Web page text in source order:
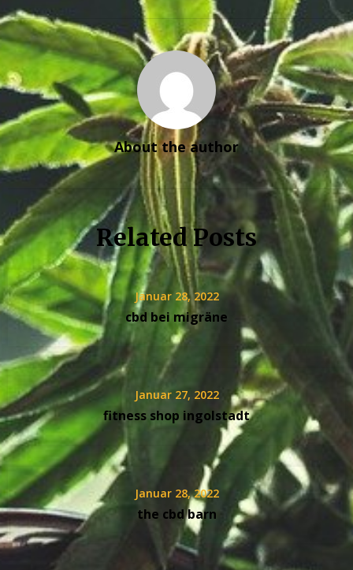
About the author
Related Posts
Januar 28, 2022
cbd bei migräne
Januar 27, 2022
fitness shop ingolstadt
Januar 28, 2022
the cbd barn